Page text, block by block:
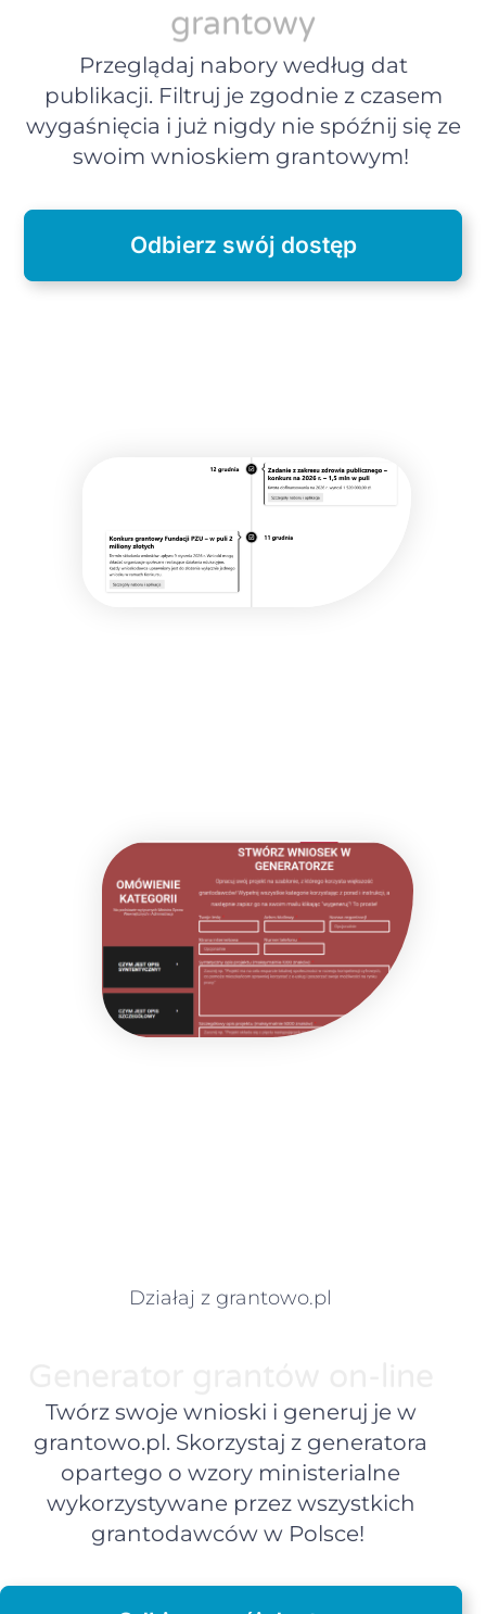
grantowy
Przeglądaj nabory według dat
publikacji. Filtruj je zgodnie z czasem
wygaśnięcia i już nigdy nie spóźnij się ze
swoim wnioskiem grantowym!
Odbierz swój dostęp
Działaj z grantowo.pl
Twórz swoje wnioski i generuj je w
grantowo.pl. Skorzystaj z generatora
opartego o wzory ministerialne
wykorzystywane przez wszystkich
grantodawców w Polsce!